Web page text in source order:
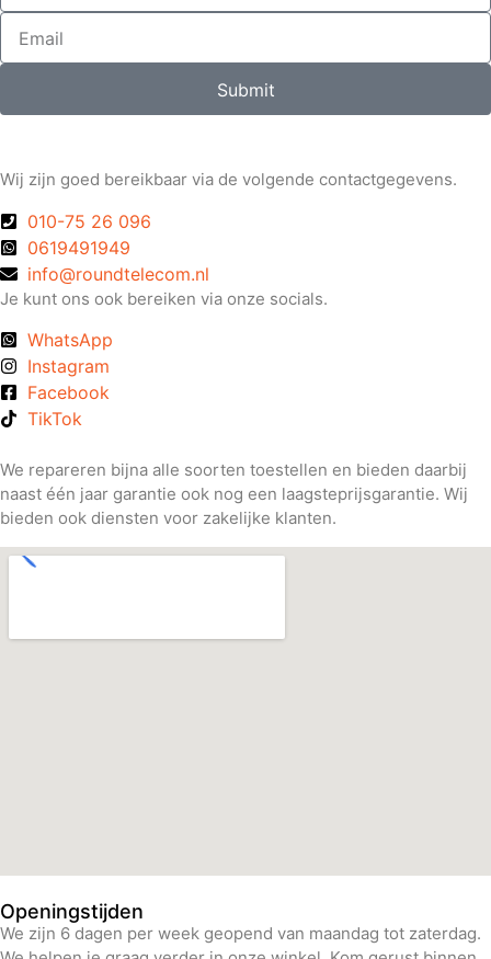
Submit
Wij zijn goed bereikbaar via de volgende contactgegevens.
010-75 26 096
0619491949
info@roundtelecom.nl
Je kunt ons ook bereiken via onze socials.
WhatsApp
Instagram
Facebook
TikTok
We repareren bijna alle soorten toestellen en bieden daarbij
naast één jaar garantie ook nog een laagsteprijsgarantie. Wij
bieden ook diensten voor zakelijke klanten.
Openingstijden
We zijn 6 dagen per week geopend van maandag tot zaterdag.